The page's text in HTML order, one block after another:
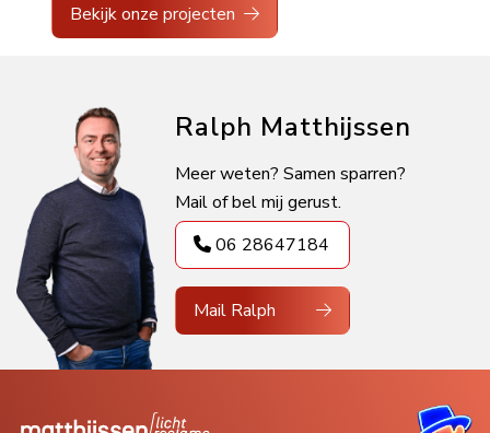
Bekijk onze projecten
Ralph Matthijssen
Meer weten? Samen sparren?
Mail of bel mij gerust.
06 28647184
Mail Ralph